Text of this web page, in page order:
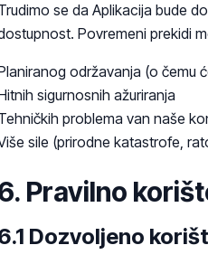
se da Aplikacija bude
Povremeni prekidi
održavanja (o čemu
sigurnosnih ažuriranja
problema van naše
sile (prirodne katastrofe,
Pravilno
Dozvoljeno